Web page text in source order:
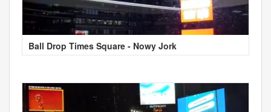
Ball Drop Times Square - Nowy Jork